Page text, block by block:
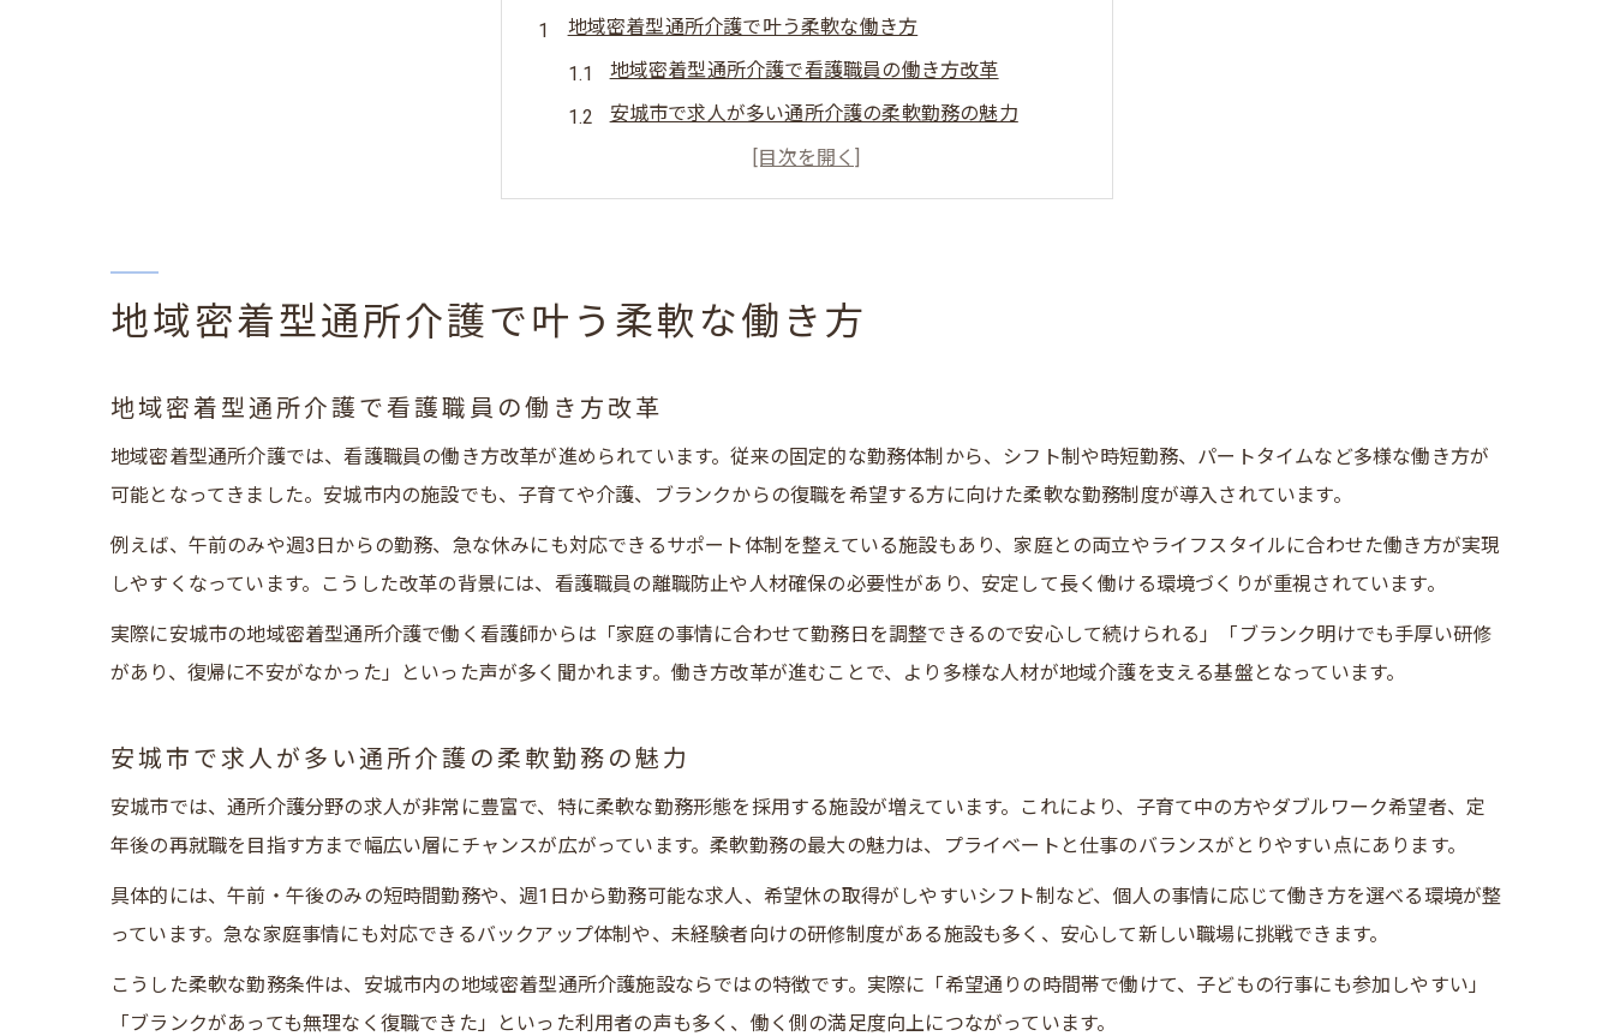
地域密着型通所介護で叶う柔軟な働き方
地域密着型通所介護で看護職員の働き方改革
安城市で求人が多い通所介護の柔軟勤務の魅力
看護職員に人気の地域密着型通所介護求人の特徴
地域密着型通所介護で安城市の働きやすさを実感
安城市で看護職員の求人を探すコツとポイント
地域密着型通所介護での看護職員求人の見極め方
安城市の看護職員求人で注目の通所介護施設とは
看護職員求人の応募前に知るべき安城市の特長
ブランク歓迎の地域密着介護施設で働く魅力
ブランクがあっても安心の看護職員求人を安城市で
地域密着型通所介護で看護職員が自信を取り戻す方法
安城市でブランク歓迎の看護職員求人を探すメリット
看護職員がブランク明けも安心な安城市の通所介護
求人チェックは安城市の日勤通所介護が狙い目
日勤求人が多い安城市の通所介護で働く魅力
看護職員におすすめの日勤通所介護求人の探し方
安城市で日勤通所介護の看護職員求人が人気の理由
地域密着型通所介護で日勤求人を効率よく探す方法
看護職員が選ぶ安城市日勤通所介護の求人ポイント
地域密着型通所介護で叶う柔軟な働き方
地域密着型通所介護で看護職員の働き方改革
地域密着型通所介護では、看護職員の働き方改革が進められています。従来の固定的な勤務体制から、シフト制や時短勤務、パートタイムなど多様な働き方が
可能となってきました。安城市内の施設でも、子育てや介護、ブランクからの復職を希望する方に向けた柔軟な勤務制度が導入されています。
例えば、午前のみや週3日からの勤務、急な休みにも対応できるサポート体制を整えている施設もあり、家庭との両立やライフスタイルに合わせた働き方が実現
しやすくなっています。こうした改革の背景には、看護職員の離職防止や人材確保の必要性があり、安定して長く働ける環境づくりが重視されています。
実際に安城市の地域密着型通所介護で働く看護師からは「家庭の事情に合わせて勤務日を調整できるので安心して続けられる」「ブランク明けでも手厚い研修
があり、復帰に不安がなかった」といった声が多く聞かれます。働き方改革が進むことで、より多様な人材が地域介護を支える基盤となっています。
安城市で求人が多い通所介護の柔軟勤務の魅力
安城市では、通所介護分野の求人が非常に豊富で、特に柔軟な勤務形態を採用する施設が増えています。これにより、子育て中の方やダブルワーク希望者、定
年後の再就職を目指す方まで幅広い層にチャンスが広がっています。柔軟勤務の最大の魅力は、プライベートと仕事のバランスがとりやすい点にあります。
具体的には、午前・午後のみの短時間勤務や、週1日から勤務可能な求人、希望休の取得がしやすいシフト制など、個人の事情に応じて働き方を選べる環境が整
っています。急な家庭事情にも対応できるバックアップ体制や、未経験者向けの研修制度がある施設も多く、安心して新しい職場に挑戦できます。
こうした柔軟な勤務条件は、安城市内の地域密着型通所介護施設ならではの特徴です。実際に「希望通りの時間帯で働けて、子どもの行事にも参加しやすい」
「ブランクがあっても無理なく復職できた」といった利用者の声も多く、働く側の満足度向上につながっています。